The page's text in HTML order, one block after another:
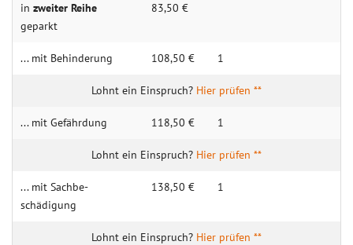
in zweiter Reihe
geparkt
83,50 €
... mit Behin­derung 108,50 € 1
Hier prüfen **
... mit Gefähr­dung 118,50 € 1
Hier prüfen **
... mit Sachbe­
schädigung
138,50 € 1
Hier prüfen **